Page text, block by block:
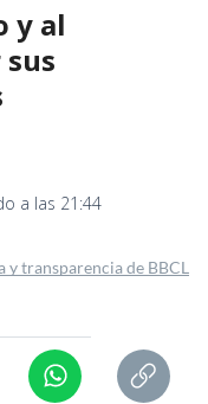
y al
a las 21:44
y transparencia de BBCL